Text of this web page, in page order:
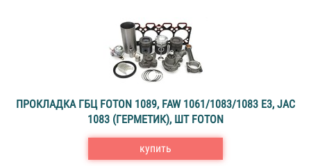
ПРОКЛАДКА ГБЦ FOTON 1089, FAW 1061/1083/1083 E3, JAC
1083 (ГЕРМЕТИК), ШТ FOTON
купить